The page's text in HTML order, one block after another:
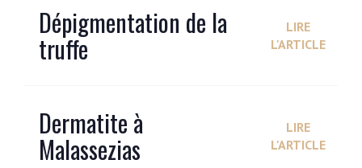
Dépigmentation de la
truffe
LIRE
L'ARTICLE
Dermatite à
Malassezias
LIRE
L'ARTICLE